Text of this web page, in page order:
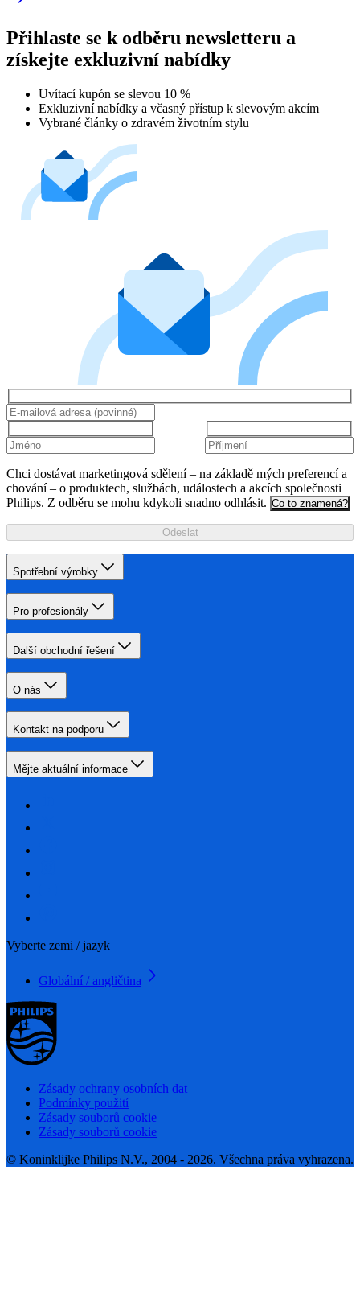
Přihlaste se k odběru newsletteru a
získejte exkluzivní nabídky
Uvítací kupón se slevou 10 %
Exkluzivní nabídky a včasný přístup k slevovým akcím
Vybrané články o zdravém životním stylu
Chci dostávat marketingová sdělení – na základě mých preferencí a
chování – o produktech, službách, událostech a akcích společnosti
Philips. Z odběru se mohu kdykoli snadno odhlásit. Co to znamená?
Odeslat
Spotřební výrobky
Pro profesionály
Další obchodní řešení
O nás
Kontakt na podporu
Mějte aktuální informace
Vyberte zemi / jazyk
Globální / angličtina
Zásady ochrany osobních dat
Podmínky použití
Zásady souborů cookie
Zásady souborů cookie
© Koninklijke Philips N.V., 2004 - 2026. Všechna práva vyhrazena.